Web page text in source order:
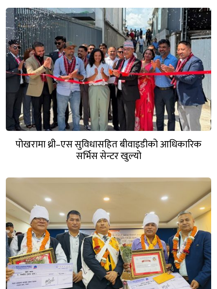
पोखरामा थ्री–एस सुविधासहित बीवाइडीको आधिकारिक
सर्भिस सेन्टर खुल्यो